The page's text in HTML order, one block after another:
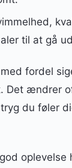
til at gå
fordel
Det ændrer
du føler
oplevelse